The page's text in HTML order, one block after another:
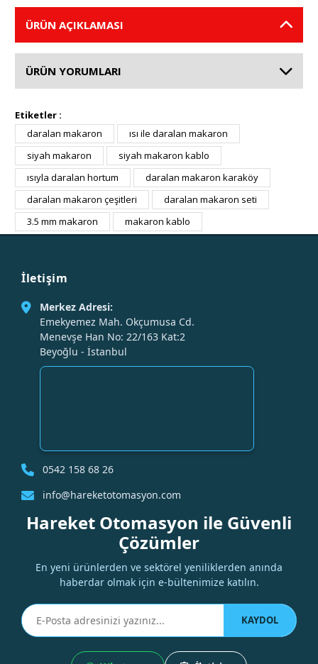
ÜRÜN AÇIKLAMASI
ÜRÜN YORUMLARI
Etiketler :
daralan makaron
ısı ile daralan makaron
siyah makaron
siyah makaron kablo
ısıyla daralan hortum
daralan makaron karaköy
daralan makaron çeşitleri
daralan makaron seti
3.5 mm makaron
makaron kablo
İletişim
Merkez Adresi:
Emekyemez Mah. Okçumusa Cd.
Menevşe Han No: 22/163 Kat:2
Beyoğlu - İstanbul
0542 158 68 26
info@hareketotomasyon.com
Hareket Otomasyon ile Güvenli
Çözümler
En yeni ürünlerden ve sektörel yeniliklerden anında
haberdar olmak için e-bültenimize katılın.
KAYDOL